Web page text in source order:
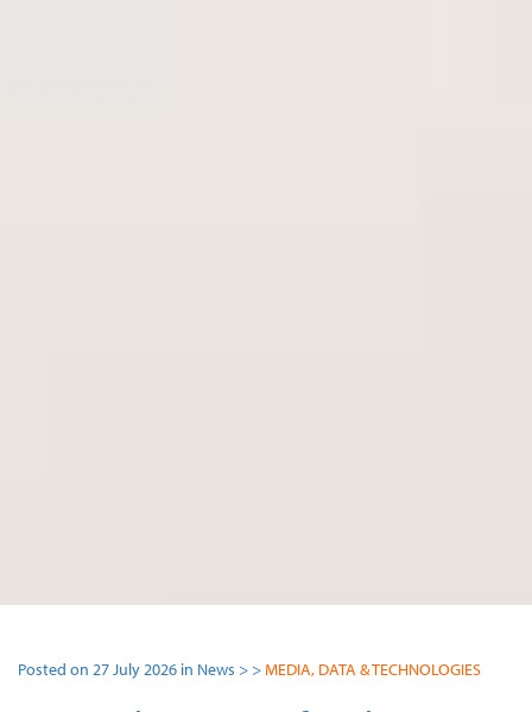
Posted on 27 July 2026 in News > >MEDIA, DATA & TECHNOLOGIES